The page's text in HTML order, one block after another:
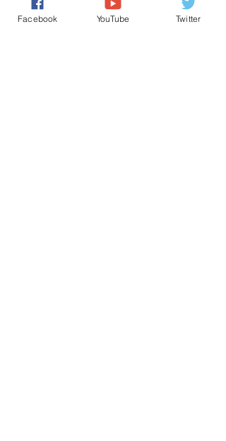
النزاع الإقليمي حول الصحراء المغربية،
ودعوتها إلى التحلي بروح الواقعية والتوافق
Facebook YouTube Twitter